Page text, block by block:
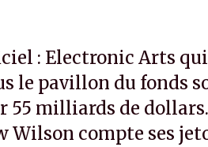
: Electronic Arts
le pavillon du fonds
55 milliards de
Wilson compte ses